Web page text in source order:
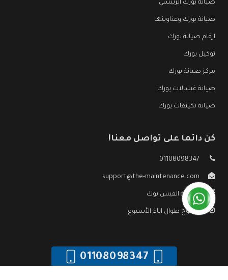
صيانة يورك الرئيسي
صيانة يورك وعناوينها
ارقام صيانة يورك
توكيل يورك
مركز صيانة يورك
صيانة غسالات يورك
صيانة تكييفات يورك
كن دائما على تواصل معنا!
01108098347
support@the-maintenance.com
صفحة الفيس بوك
مفتوح طوال ايام الأسبوع
01108098347